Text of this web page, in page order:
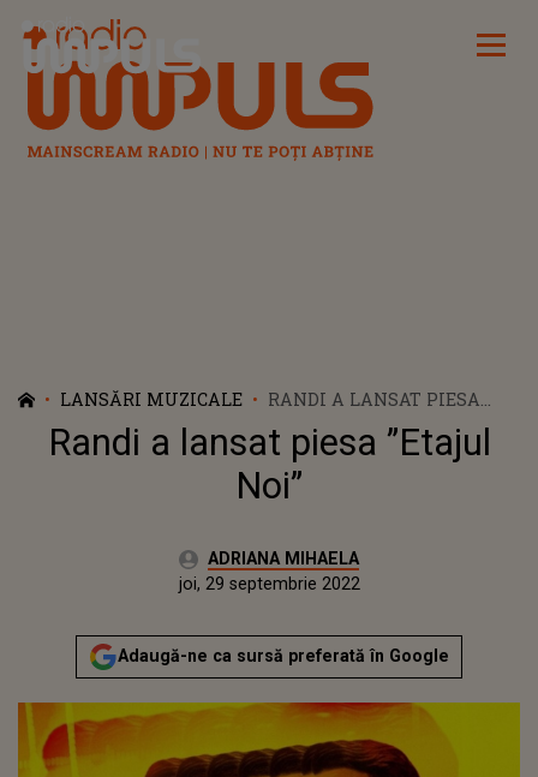
Radio Impuls
LANSĂRI MUZICALE
RANDI A LANSAT PIESA
”ETAJUL NOI”
Randi a lansat piesa ”Etajul
Noi”
Autor:ADRIANA MIHAELA
miercuri, 29 septembrie 2021
Actualizat:
joi, 29 septembrie 2022
Adaugă-ne ca sursă preferată în Google